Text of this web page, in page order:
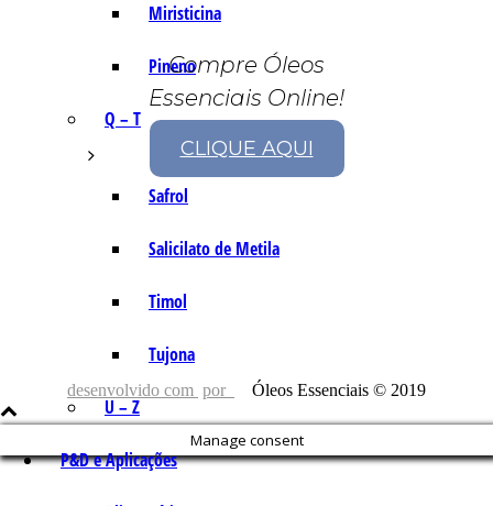
Miristicina
Pineno
Q – T
Safrol
Salicilato de Metila
Timol
Tujona
U – Z
P&D e Aplicações
Compre Óleos
Essenciais Online!
CLIQUE AQUI
desenvolvido com por Óleos Essenciais © 2019
Manage consent